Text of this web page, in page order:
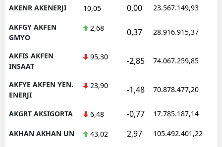
AKENR AKENERJI 10,05 0,00 23.567.149,93
AKFGY AKFEN
GMYO
2,68 0,37 28.916.915,37
AKFIS AKFEN
INSAAT
95,30 -2,85 74.067.259,85
AKFYE AKFEN YEN.
ENERJI
23,90 -1,48 70.878.477,20
AKGRT AKSIGORTA 6,48 -0,77 17.785.187,14
AKHAN AKHAN UN 43,02 2,97 105.492.401,22